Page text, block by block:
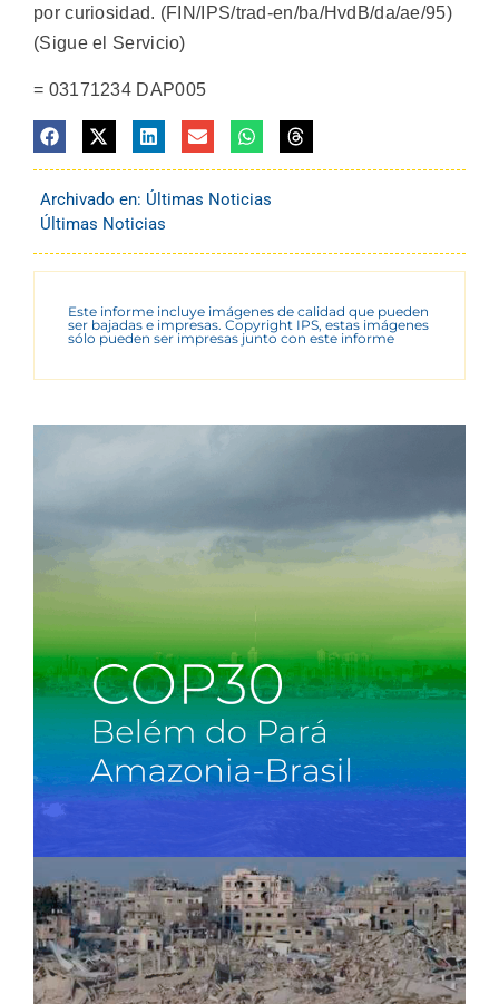
por curiosidad. (FIN/IPS/trad-en/ba/HvdB/da/ae/95)
(Sigue el Servicio)
= 03171234 DAP005
Archivado en: Últimas Noticias
Últimas Noticias
Este informe incluye imágenes de calidad que pueden
ser bajadas e impresas. Copyright IPS, estas imágenes
sólo pueden ser impresas junto con este informe